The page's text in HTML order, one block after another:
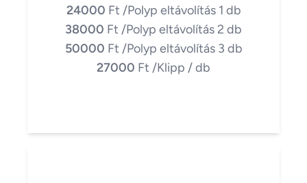
24000 Ft /Polyp eltávolítás 1 db
38000 Ft /Polyp eltávolítás 2 db
50000 Ft /Polyp eltávolítás 3 db
27000 Ft /Klipp / db